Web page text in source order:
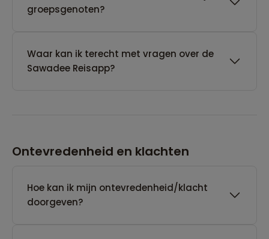
groepsgenoten?
Waar kan ik terecht met vragen over de
Sawadee Reisapp?
Ontevredenheid en klachten
Hoe kan ik mijn ontevredenheid/klacht
doorgeven?